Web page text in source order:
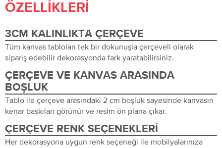
ÖZELLIKLERI
3CM KALINLIKTA ÇERÇEVE
Tüm kanvas tabloları tek bir dokunuşla çerçeveli olarak
sipariş edebilir dekorasyonda fark yaratabilirsiniz.
ÇERÇEVE VE KANVAS ARASINDA
BOŞLUK
Tablo ile çerçeve arasındaki 2 cm boşluk sayesinde kanvasın
kenar baskıları görünür ve resim ön plana çıkar.
ÇERÇEVE RENK SEÇENEKLERI
Her dekorasyona uygun renk seçeneği ile mobilyalarınıza